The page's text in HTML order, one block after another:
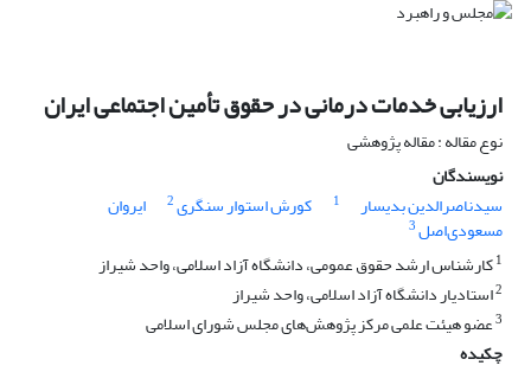
ارزیابی خدمات درمانی در حقوق تأمین اجتماعی ایران
نوع مقاله : مقاله پژوهشی
نویسندگان
سیدناصرالدین بدیسار
1 کورش استوار سنگری2 ایروان
مسعودی‌اصل3
1کارشناس ارشد حقوق عمومی، دانشگاه آزاد اسلامی، واحد شیراز
2استادیار دانشگاه آزاد اسلامی، واحد شیراز
3عضو هیئت علمی مرکز پژوهش‌های مجلس شورای اسلامی
چکیده